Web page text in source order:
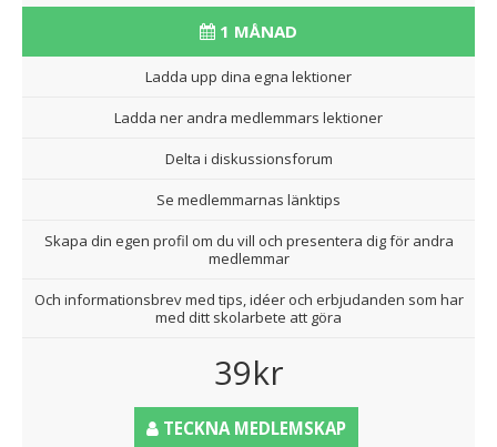
1 MÅNAD
Ladda upp dina egna lektioner
Ladda ner andra medlemmars lektioner
Delta i diskussionsforum
Se medlemmarnas länktips
Skapa din egen profil om du vill och presentera dig för andra
medlemmar
Och informationsbrev med tips, idéer och erbjudanden som har
med ditt skolarbete att göra
39kr
TECKNA MEDLEMSKAP